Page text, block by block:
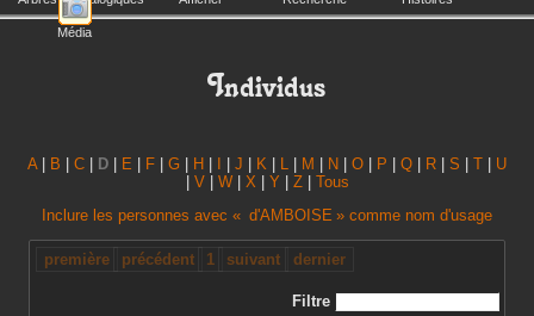
Média
Individus
A| B C D E F G H J K L M N O P Q R S T
U
V| W| X Y Z| Tous
Inclure les personnes avec « d'AMBOISE » comme nom d'usage
première précédent 1 suivant dernier
Filtre